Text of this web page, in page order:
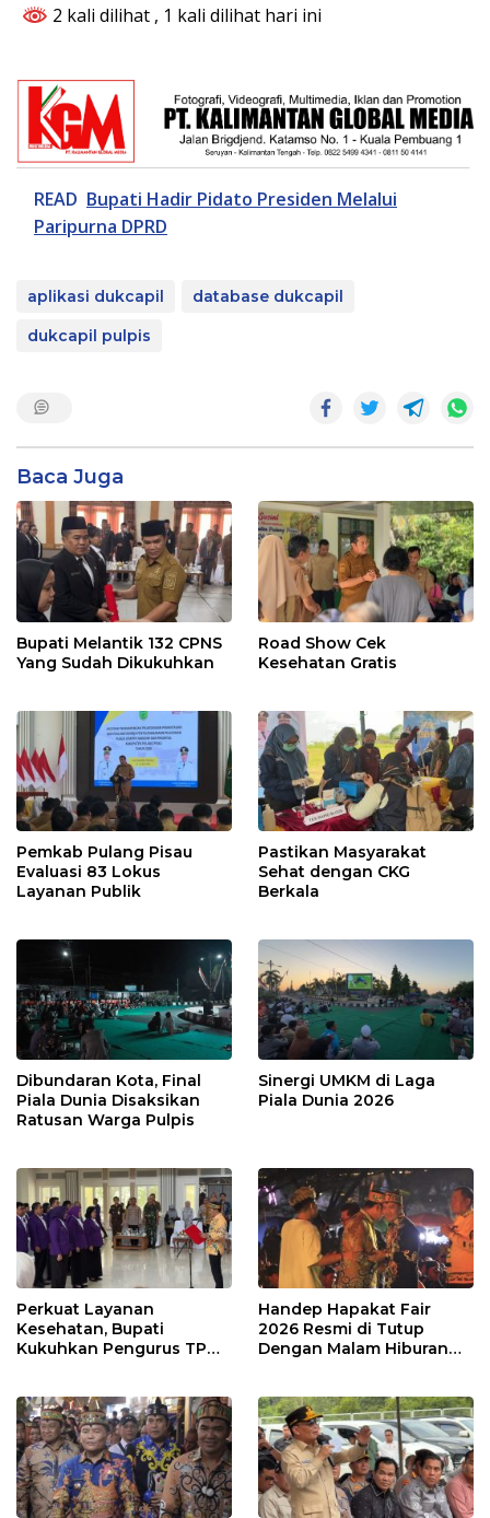
2 kali dilihat , 1 kali dilihat hari ini
READ Bupati Hadir Pidato Presiden Melalui
Paripurna DPRD
aplikasi dukcapil
database dukcapil
dukcapil pulpis
Baca Juga
Bupati Melantik 132 CPNS
Yang Sudah Dikukuhkan
Road Show Cek
Kesehatan Gratis
Pemkab Pulang Pisau
Evaluasi 83 Lokus
Layanan Publik
Pastikan Masyarakat
Sehat dengan CKG
Berkala
Dibundaran Kota, Final
Piala Dunia Disaksikan
Ratusan Warga Pulpis
Sinergi UMKM di Laga
Piala Dunia 2026
Perkuat Layanan
Kesehatan, Bupati
Kukuhkan Pengurus TP
Handep Hapakat Fair
2026 Resmi di Tutup
Dengan Malam Hiburan